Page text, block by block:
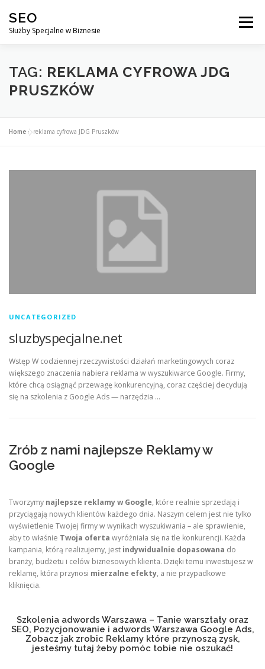
treści
SEO
Służby Specjalne w Biznesie
Menu
AGENCJA SEO CO ZYSKUJESZ ?
TAG: REKLAMA CYFROWA JDG
PRUSZKÓW
Home »reklama cyfrowa JDG Pruszków
UNCATEGORIZED
sluzbyspecjalne.net
Wstęp W codziennej rzeczywistości działań marketingowych coraz
większego znaczenia nabiera reklama w wyszukiwarce Google. Firmy,
które chcą osiągnąć przewagę konkurencyjną, coraz częściej decydują
się na szkolenia z Google Ads — narzędzia …
Zrób z nami najlepsze Reklamy w
Google
Tworzymy najlepsze reklamy w Google, które realnie sprzedają i
przyciągają nowych klientów każdego dnia. Naszym celem jest nie tylko
wyświetlenie Twojej firmy w wynikach wyszukiwania – ale sprawienie,
aby to właśnie Twoja oferta wyróżniała się na tle konkurencji. Każda
kampania, którą realizujemy, jest indywidualnie dopasowana do
branży, budżetu i celów biznesowych klienta. Dzięki temu inwestujesz w
reklamę, która przynosi mierzalne efekty, a nie przypadkowe
kliknięcia.
Szkolenia adwords Warszawa – Tanie warsztaty oraz
SEO, Pozycjonowanie i adwords Warszawa Google Ads,
Zobacz jak zrobic Reklamy które przynoszą zysk,
jesteśmy tutaj żeby pomóc tobie nie oszukać!